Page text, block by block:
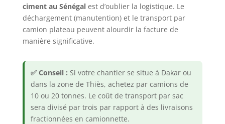
ciment au Sénégalest d’oublier la logistique. Le
déchargement (manutention) et le transport par
camion plateau peuvent alourdir la facture de
manière significative.
✅ Conseil : Si votre chantier se situe à Dakar ou
dans la zone de Thiès, achetez par camions de
10 ou 20 tonnes. Le coût de transport par sac
sera divisé par trois par rapport à des livraisons
fractionnées en camionnette.